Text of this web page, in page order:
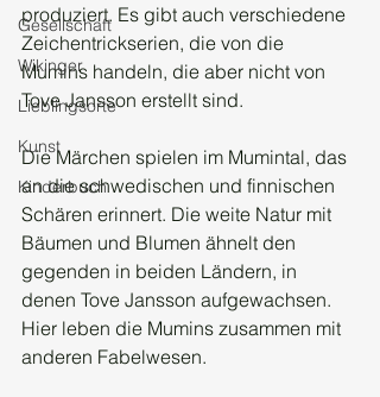
Gesellschaft
Wikinger
Lieblingsorte
Kunst
Kinderbuch
produziert. Es gibt auch verschiedene
Zeichentrickserien, die von die
Mumins handeln, die aber nicht von
Tove Jansson erstellt sind.
Die Märchen spielen im Mumintal, das
an die schwedischen und finnischen
Schären erinnert. Die weite Natur mit
Bäumen und Blumen ähnelt den
gegenden in beiden Ländern, in
denen Tove Jansson aufgewachsen.
Hier leben die Mumins zusammen mit
anderen Fabelwesen.